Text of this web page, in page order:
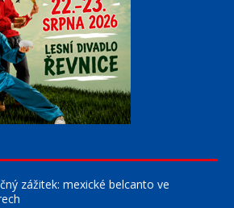
zážitek: mexické belcanto ve